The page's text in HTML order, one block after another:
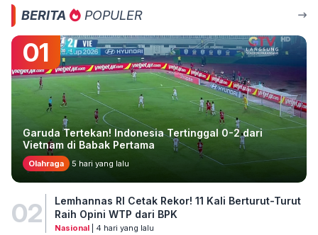
BERITA POPULER
01
Garuda Tertekan! Indonesia Tertinggal 0-2 dari
Vietnam di Babak Pertama
Olahraga 5 hari yang lalu
02
Lemhannas RI Cetak Rekor! 11 Kali Berturut-Turut
Raih Opini WTP dari BPK
Nasional| 4 hari yang lalu